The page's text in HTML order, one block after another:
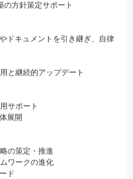
方針策定サポート
ドキュメントを引き継ぎ、自律
と継続的アップデート
サポート
展開
の策定・推進
ワークの進化
ド